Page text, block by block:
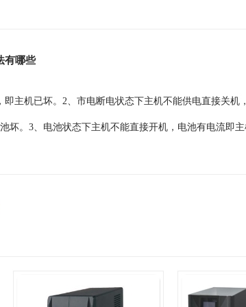
有哪些
即主机已坏。2、市电断电状态下主机不能供电直接关机
坏。3、电池状态下主机不能直接开机，电池有电流即主